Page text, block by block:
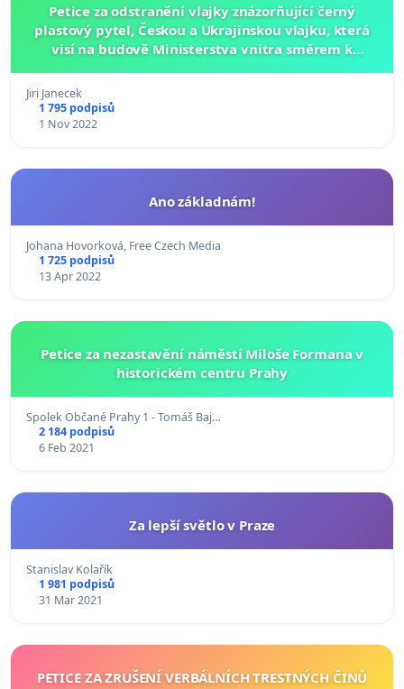
Petice za odstranění vlajky znázorňující černý
plastový pytel, Českou a Ukrajinskou vlajku, která
visí na budově Ministerstva vnitra směrem k
Jiri Janecek
1 795 podpisů
1 Nov 2022
Ano základnám!
Johana Hovorková, Free Czech Media
1 725 podpisů
13 Apr 2022
Petice za nezastavění náměstí Miloše Formana v
historickém centru Prahy
Spolek Občané Prahy 1 - Tomáš Baj…
2 184 podpisů
6 Feb 2021
Za lepší světlo v Praze
Stanislav Kolařík
1 981 podpisů
31 Mar 2021
PETICE ZA ZRUŠENÍ VERBÁLNÍCH TRESTNÝCH ČINŮ